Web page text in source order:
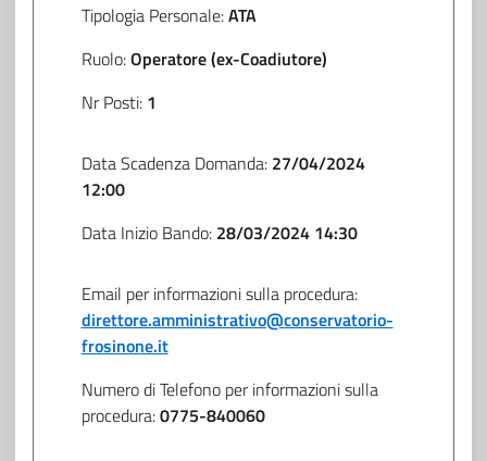
Tipologia Personale:ATA
Ruolo:Operatore (ex-Coadiutore)
Nr Posti: 1
Data Scadenza Domanda: 27/04/2024
12:00
Data Inizio Bando: 28/03/2024 14:30
Email per informazioni sulla procedura:
direttore.amministrativo@conservatorio-
frosinone.it
Numero di Telefono per informazioni sulla
procedura:0775-840060